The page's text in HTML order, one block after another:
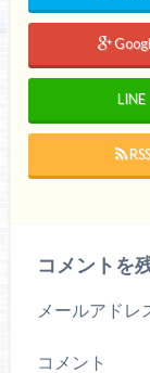
共
有
し
い
ン
ド
開
き
て
く
い
(
LINE
コメントを
メールアドレ
コメント